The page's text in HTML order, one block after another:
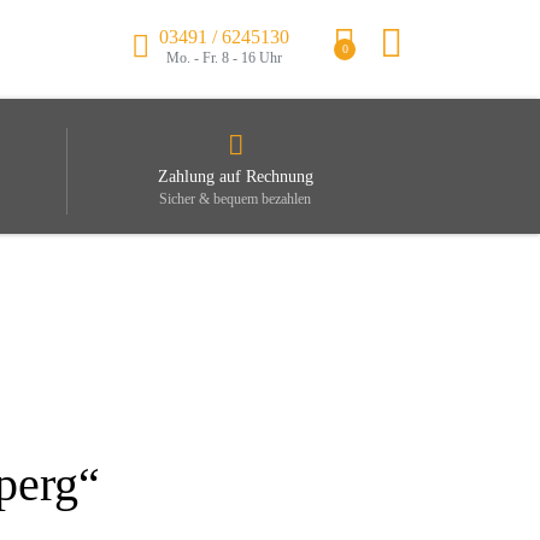
03491 / 6245130
Mo. - Fr. 8 - 16 Uhr
0
Zahlung auf Rechnung
Sicher & bequem bezahlen